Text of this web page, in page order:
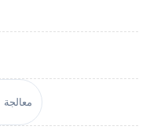
معالجة